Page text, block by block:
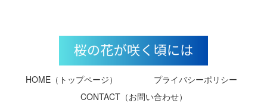
HOME（トップページ）
プライバシーポリシー
CONTACT（お問い合わせ）